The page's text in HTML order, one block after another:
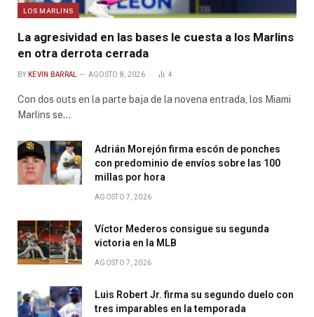
LOS MARLINS
La agresividad en las bases le cuesta a los Marlins
en otra derrota cerrada
BY KEVIN BARRAL AGOSTO 8, 2026 4
Con dos outs en la parte baja de la novena entrada, los Miami
Marlins se…
Adrián Morejón firma escón de ponches
con predominio de envíos sobre las 100
millas por hora
AGOSTO 7, 2026
Víctor Mederos consigue su segunda
victoria en la MLB
AGOSTO 7, 2026
Luis Robert Jr. firma su segundo duelo con
tres imparables en la temporada